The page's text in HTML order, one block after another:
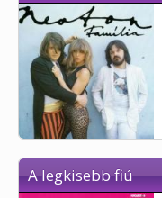
A legkisebb fiú